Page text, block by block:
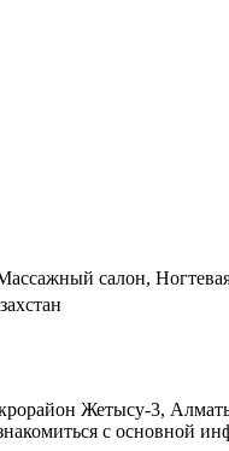
салон,
Жетысу-3,
с основной